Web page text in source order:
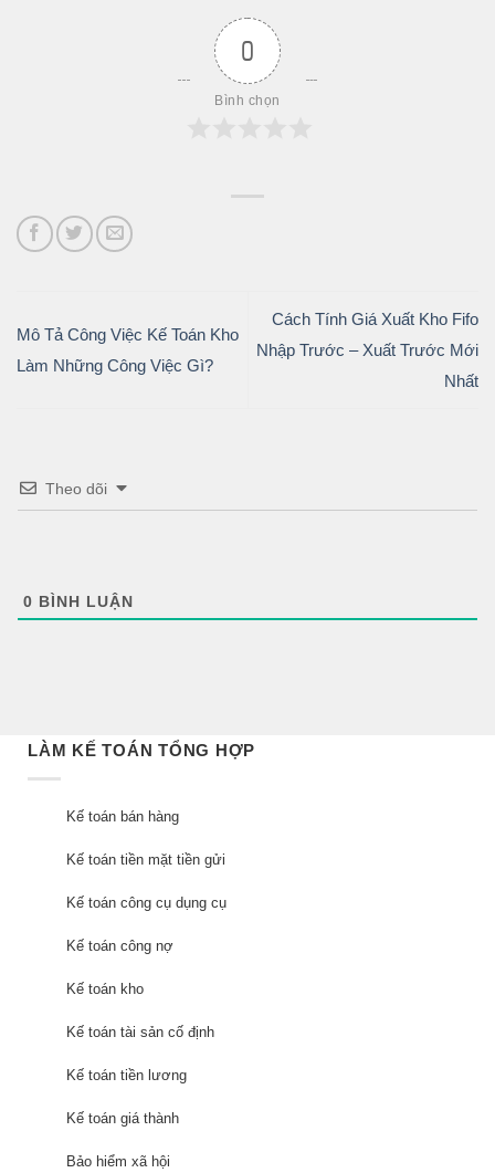
0
Bình chọn
Mô Tả Công Việc Kế Toán Kho
Làm Những Công Việc Gì?
Cách Tính Giá Xuất Kho Fifo
Nhập Trước – Xuất Trước Mới
Nhất
Theo dõi
0 BÌNH LUẬN
LÀM KẾ TOÁN TỔNG HỢP
Kế toán bán hàng
Kế toán tiền mặt tiền gửi
Kế toán công cụ dụng cụ
Kế toán công nợ
Kế toán kho
Kế toán tài sản cố định
Kế toán tiền lương
Kế toán giá thành
Bảo hiểm xã hội